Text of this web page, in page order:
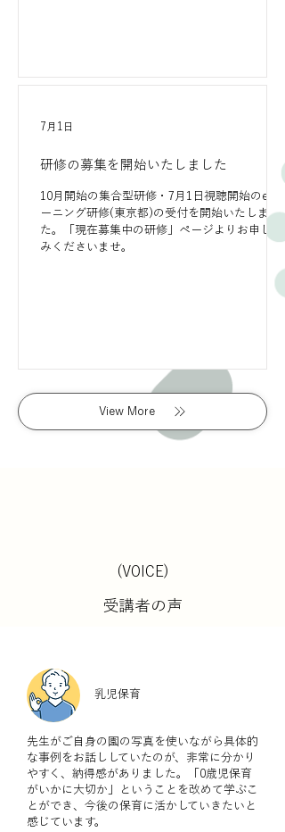
研修の募集を開始いたしました
10月開始の集合型研修・7月1日視聴開始のeラ
ーニング研修(東京都)の受付を開始いたしまし
た。「現在募集中の研修」ページよりお申し込
みくださいませ。
7月1日
View More
(VOICE)
受講者の声
乳児保育
先生がご自身の園の写真を使いながら具体的
な事例をお話ししていたのが、非常に分かり
やすく、納得感がありました。「0歳児保育
がいかに大切か」ということを改めて学ぶこ
とができ、今後の保育に活かしていきたいと
感じています。